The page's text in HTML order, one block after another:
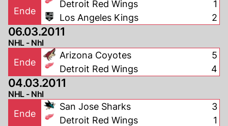
Ende
Detroit Red Wings
Los Angeles Kings
1
2
06.03.2011
NHL - Nhl
Ende
Arizona Coyotes
Detroit Red Wings
5
4
04.03.2011
NHL - Nhl
Ende
San Jose Sharks
Detroit Red Wings
3
1